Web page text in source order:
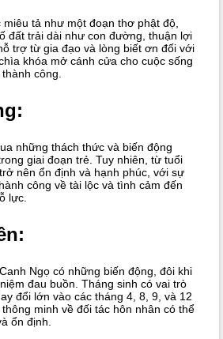
tả như một đoạn thơ phật độ,
đất trải dài như con đường, thuận lợi
trợ từ gia đạo và lòng biết ơn đối với
khóa mở cánh cửa cho cuộc sống
công.
những thách thức và biến động
giai đoạn trẻ. Tuy nhiên, từ tuổi
nên ổn định và hạnh phúc, với sự
công về tài lộc và tình cảm đến
lực.
Ngọ có những biến động, đôi khi
đau buồn. Tháng sinh có vai trò
đổi lớn vào các tháng 4, 8, 9, và 12
minh về đối tác hôn nhân có thể
ổn định.